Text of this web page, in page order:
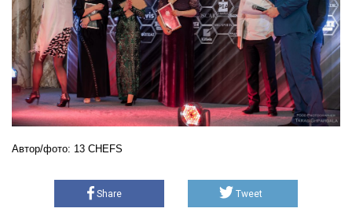
Автор/фото: 13 CHEFS
Share Tweet